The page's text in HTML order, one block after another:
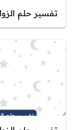
تفسير حلم